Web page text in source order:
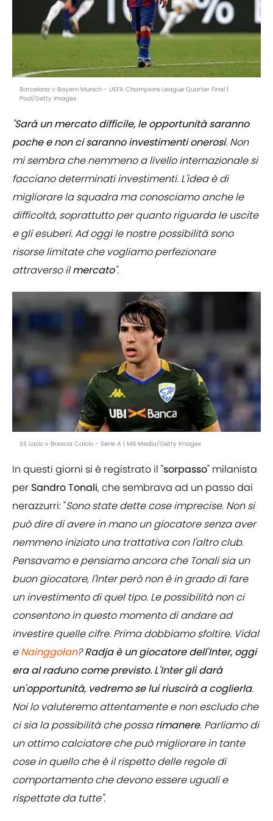
Barcelona v Bayern Munich - UEFA Champions League Quarter Final |
Pool/Getty Images
"Sarà un mercato difficile, le opportunità saranno
poche e non ci saranno investimenti onerosi. Non
mi sembra che nemmeno a livello internazionale si
facciano determinati investimenti. L'idea è di
migliorare la squadra ma conosciamo anche le
difficoltà, soprattutto per quanto riguarda le uscite
e gli esuberi. Ad oggi le nostre possibilità sono
risorse limitate che vogliamo perfezionare
attraverso ilmercato".
SS Lazio v Brescia Calcio - Serie A | MB Media/Getty Images
In questi giorni si è registrato il "sorpasso" milanista
per SandroTonali, che sembrava ad un passo dai
nerazzurri: "Sono state dette cose imprecise. Non si
può dire di avere in mano un giocatore senza aver
nemmeno iniziato una trattativa con l'altro club.
Pensavamo e pensiamo ancora che Tonali sia un
buon giocatore, l'Inter però non è in grado di fare
un investimento di quel tipo. Le possibilità non ci
consentono in questo momento di andare ad
investire quelle cifre. Prima dobbiamo sfoltire. Vidal
eNainggolan?Radja è un giocatore dell'Inter, oggi
era al raduno come previsto. L'Inter gli darà
un'opportunità, vedremo se lui riuscirà a coglierla.
Noi lo valuteremo attentamente e non escludo che
ci sia la possibilità che possarimanere. Parliamo di
un ottimo calciatore che può migliorare in tante
cose in quello che è il rispetto delle regole di
comportamento che devono essere uguali e
rispettate da tutte".